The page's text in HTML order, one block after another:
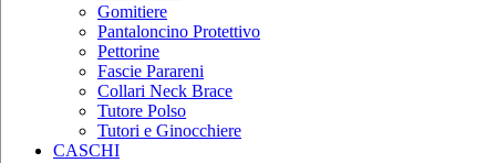
Gomitiere
Pantaloncino Protettivo
Pettorine
Fascie Parareni
Collari Neck Brace
Tutore Polso
Tutori e Ginocchiere
CASCHI